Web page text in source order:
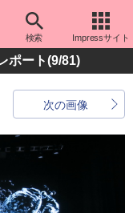
検索 Impressサイト
ポート(9/81)
次の画像